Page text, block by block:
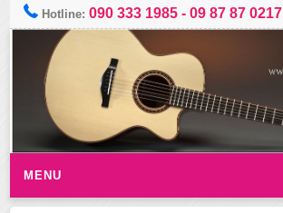
Hotline:090 333 1985 -09 87 87 0217
MENU